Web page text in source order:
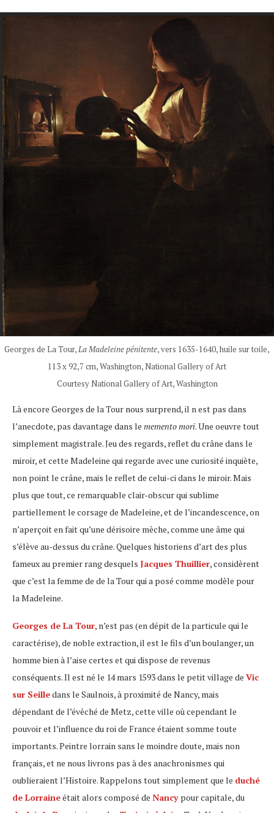
Georges de La Tour,La Madeleine pénitente, vers 1635-1640, huile sur toile,
113 x 92,7 cm, Washington, National Gallery of Art
Courtesy National Gallery of Art, Washington
Là encore Georges de la Tour nous surprend, il n est pas dans
l’anecdote, pas davantage dans le memento mori. Une oeuvre tout
simplement magistrale. Jeu des regards, reflet du crâne dans le
miroir, et cette Madeleine qui regarde avec une curiosité inquiète,
non point le crâne, mais le reflet de celui-ci dans le miroir. Mais
plus que tout, ce remarquable clair-obscur qui sublime
partiellement le corsage de Madeleine, et de l’incandescence, on
n’aperçoit en fait qu’une dérisoire mèche, comme une âme qui
s’élève au-dessus du crâne. Quelques historiens d’art des plus
fameux au premier rang desquels Jacques Thuillier, considèrent
que c’est la femme de de la Tour qui a posé comme modèle pour
la Madeleine.
Georges de La Tour, n’est pas (en dépit de la particule qui le
caractérise), de noble extraction, il est le fils d’un boulanger, un
homme bien à l’aise certes et qui dispose de revenus
conséquents. Il est né le 14 mars 1593 dans le petit village de Vic
sur Seilledans le Saulnois, à proximité de Nancy, mais
dépendant de l’évêché de Metz, cette ville où cependant le
pouvoir et l’influence du roi de France étaient somme toute
importants. Peintre lorrain sans le moindre doute, mais non
français, et ne nous livrons pas à des anachronismes qui
oublieraient l’Histoire. Rappelons tout simplement que le duché
de Lorraineétait alors composé de Nancy pour capitale, du